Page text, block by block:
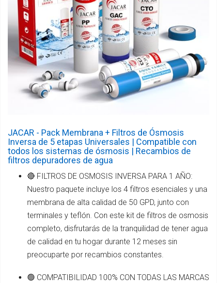
JACAR - Pack Membrana + Filtros de Ósmosis
Inversa de 5 etapas Universales | Compatible con
todos los sistemas de ósmosis | Recambios de
filtros depuradores de agua
🔴 FILTROS DE OSMOSIS INVERSA PARA 1 AÑO:
Nuestro paquete incluye los 4 filtros esenciales y una
membrana de alta calidad de 50 GPD, junto con
terminales y teflón. Con este kit de filtros de osmosis
completo, disfrutarás de la tranquilidad de tener agua
de calidad en tu hogar durante 12 meses sin
preocuparte por recambios constantes.
🟢 COMPATIBILIDAD 100% CON TODAS LAS MARCAS